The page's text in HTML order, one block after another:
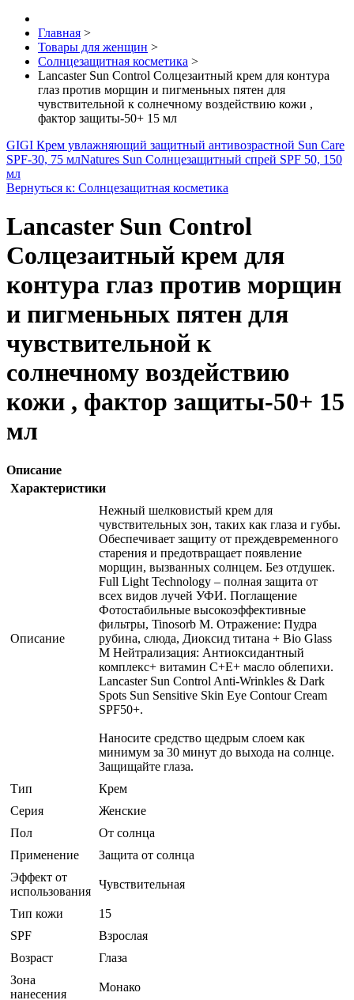
Главная >
Товары для женщин >
Солнцезащитная косметика >
Lancaster Sun Control Солцезаитный крем для контура
глаз против морщин и пигменьных пятен для
чувствительной к солнечному воздействию кожи ,
фактор защиты-50+ 15 мл
GIGI Крем увлажняющий защитный антивозрастной Sun Care
SPF-30, 75 млNatures Sun Солнцезащитный спрей SPF 50, 150
мл
Вернуться к: Солнцезащитная косметика
Lancaster Sun Control
Солцезаитный крем для
контура глаз против морщин
и пигменьных пятен для
чувствительной к
солнечному воздействию
кожи , фактор защиты-50+ 15
мл
Описание
Характеристики
Описание
Нежный шелковистый крем для
чувствительных зон, таких как глаза и губы.
Обеспечивает защиту от преждевременного
старения и предотвращает появление
морщин, вызванных солнцем. Без отдушек.
Full Light Technology – полная защита от
всех видов лучей УФИ. Поглащение
Фотостабильные высокоэффективные
фильтры, Tinosorb М. Отражение: Пудра
рубина, слюда, Диоксид титана + Bio Glass
M Нейтрализация: Антиоксидантный
комплекс+ витамин С+Е+ масло облепихи.
Lancaster Sun Control Anti-Wrinkles & Dark
Spots Sun Sensitive Skin Eye Contour Cream
SPF50+.
Наносите средство щедрым слоем как
минимум за 30 минут до выхода на солнце.
Защищайте глаза.
Тип
Крем
Серия
Женские
Пол
От солнца
Применение
Защита от солнца
Эффект от
использования
Чувствительная
Тип кожи
15
SPF
Взрослая
Возраст
Глаза
Зона
нанесения
Монако